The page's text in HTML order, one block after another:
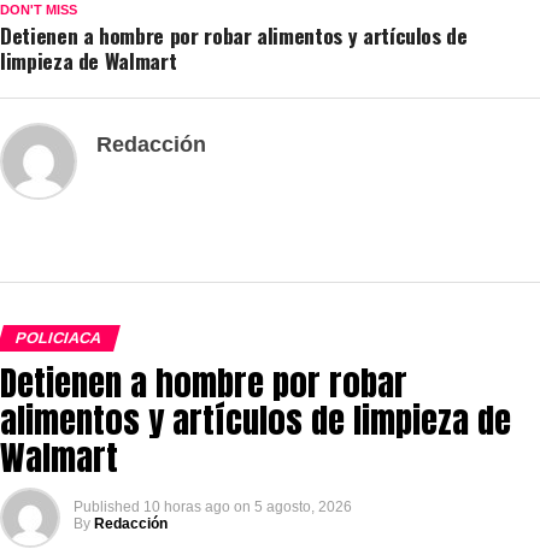
DON'T MISS
Detienen a hombre por robar alimentos y artículos de
limpieza de Walmart
Redacción
POLICIACA
Detienen a hombre por robar
alimentos y artículos de limpieza de
Walmart
Published 10 horas ago on 5 agosto, 2026
By Redacción